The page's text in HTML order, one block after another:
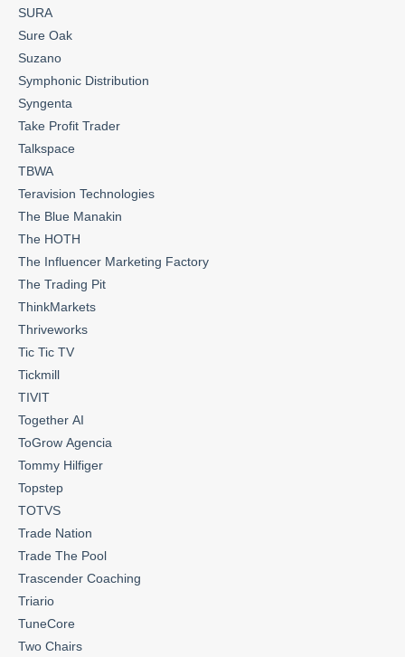
SURA
Sure Oak
Suzano
Symphonic Distribution
Syngenta
Take Profit Trader
Talkspace
TBWA
Teravision Technologies
The Blue Manakin
The HOTH
The Influencer Marketing Factory
The Trading Pit
ThinkMarkets
Thriveworks
Tic Tic TV
Tickmill
TIVIT
Together AI
ToGrow Agencia
Tommy Hilfiger
Topstep
TOTVS
Trade Nation
Trade The Pool
Trascender Coaching
Triario
TuneCore
Two Chairs